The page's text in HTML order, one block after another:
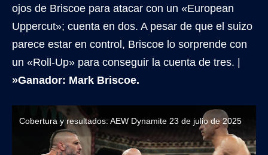
ojos de Briscoe para atacar con un «European
Uppercut»; cuenta en dos. A pesar de que el suizo
parece estar en control, Briscoe lo sorprende con
un «Roll-Up» para conseguir la cuenta de tres. |
»Ganador: Mark Briscoe.
Cobertura y resultados: AEW Dynamite 23 de julio de 2025